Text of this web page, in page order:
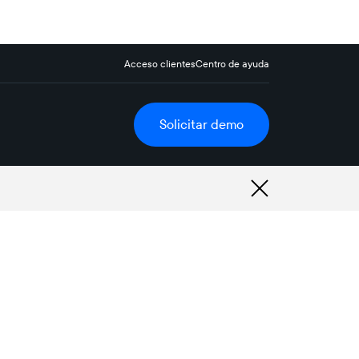
Acceso clientesCentro de ayuda
Solicitar demo